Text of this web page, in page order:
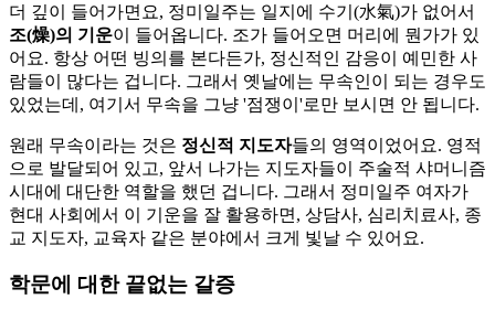
더 깊이 들어가면요, 정미일주는 일지에 수기(水氣)가 없어서
조(燥)의 기운이 들어옵니다. 조가 들어오면 머리에 뭔가가 있
어요. 항상 어떤 빙의를 본다든가, 정신적인 감응이 예민한 사
람들이 많다는 겁니다. 그래서 옛날에는 무속인이 되는 경우도
있었는데, 여기서 무속을 그냥 '점쟁이'로만 보시면 안 됩니다.
원래 무속이라는 것은 정신적 지도자들의 영역이었어요. 영적
으로 발달되어 있고, 앞서 나가는 지도자들이 주술적 샤머니즘
시대에 대단한 역할을 했던 겁니다. 그래서 정미일주 여자가
현대 사회에서 이 기운을 잘 활용하면, 상담사, 심리치료사, 종
교 지도자, 교육자 같은 분야에서 크게 빛날 수 있어요.
학문에 대한 끝없는 갈증